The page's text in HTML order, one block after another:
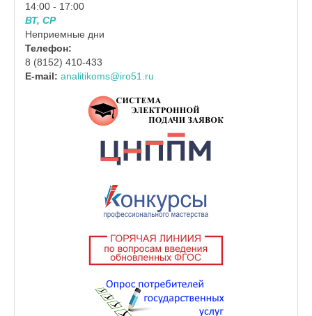
14:00 - 17:00
ВТ, СР
Неприемные дни
Телефон:
8 (8152) 410-433
E-mail: analitikoms@iro51.ru